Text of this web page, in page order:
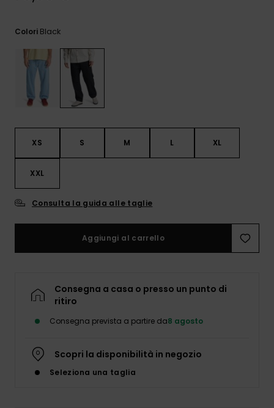
Colori Black
XS S M L XL
XXL
Consulta la guida alle taglie
Aggiungi al carrello
Consegna a casa o presso un punto di
ritiro
Consegna prevista a partire da8 agosto
Scopri la disponibilità in negozio
Seleziona una taglia